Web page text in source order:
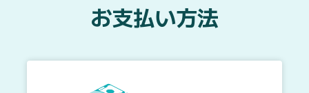
お支払い方法